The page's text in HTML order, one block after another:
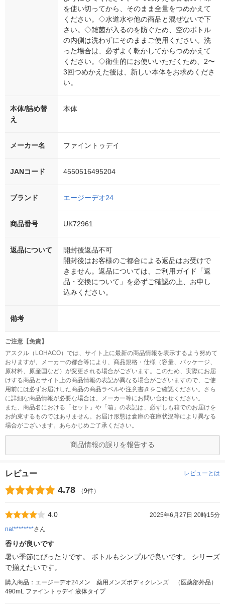
を使い切ってから、そのまま全量をつめかえて
ください。◇水道水や他の商品と混ぜないで下
さい。◇雑菌が入るのを防ぐため、空のボトル
の内側は洗わずにそのままご使用ください。洗
った場合は、必ずよく乾かしてからつめかえて
ください。◇衛生的にお使いいただくため、2〜
3回つめかえた後は、新しい本体をお求めくださ
い。
本体/詰め替
え
本体
メーカー名 ファイントゥデイ
JANコード 4550516495204
ブランド エージーデオ24
商品番号 UK72961
返品について
開封後返品不可
開封後はお客様のご都合による返品はお受けで
きません。返品については、ご利用ガイド「返
品・交換について」を必ずご確認の上、お申し
込みください。
備考
ご注意【免責】
アスクル（LOHACO）では、サイト上に最新の商品情報を表示するよう努めて
おりますが、メーカーの都合等により、商品規格・仕様（容量、パッケージ、
原材料、原産国など）が変更される場合がございます。このため、実際にお届
けする商品とサイト上の商品情報の表記が異なる場合がございますので、ご使
用前には必ずお届けした商品の商品ラベルや注意書きをご確認ください。さら
に詳細な商品情報が必要な場合は、メーカー等にお問い合わせください。
また、商品名における「セット」や「箱」の表記は、必ずしも箱でのお届けを
お約束するものではありません。お届け形態は倉庫の在庫状況等により異なる
場合がございます。あらかじめご了承ください。
商品情報の誤りを報告する
レビュー レビューとは
4.78 （9件）
4.0
2025年6月27日 20時15分
nat********さん
香りが良いです
暑い季節にぴったりです。 ボトルもシンプルで良いです。 シリーズ
で揃えたいです。
購入商品：エージーデオ24メン 薬用メンズボディクレンズ （医薬部外品）
490mL ファイントゥデイ 液体タイプ